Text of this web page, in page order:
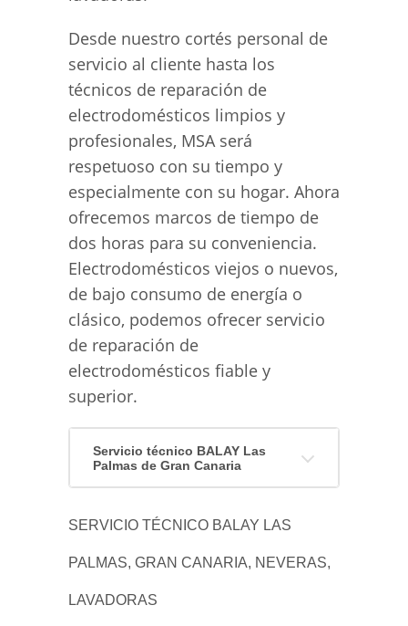
Desde nuestro cortés personal de
servicio al cliente hasta los
técnicos de reparación de
electrodomésticos limpios y
profesionales, MSA será
respetuoso con su tiempo y
especialmente con su hogar. Ahora
ofrecemos marcos de tiempo de
dos horas para su conveniencia.
Electrodomésticos viejos o nuevos,
de bajo consumo de energía o
clásico, podemos ofrecer servicio
de reparación de
electrodomésticos fiable y
superior.
Servicio técnico BALAY Las
Palmas de Gran Canaria
SERVICIO TÉCNICO BALAY LAS
PALMAS, GRAN CANARIA, NEVERAS,
LAVADORAS